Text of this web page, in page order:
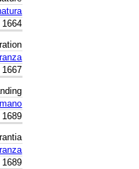
1664
1667
1689
1689